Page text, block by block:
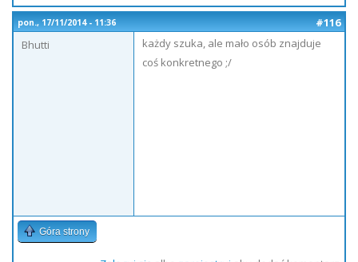
pon., 17/11/2014 - 11:36
#116
Bhutti
każdy szuka, ale mało osób znajduje
coś konkretnego ;/
Góra strony